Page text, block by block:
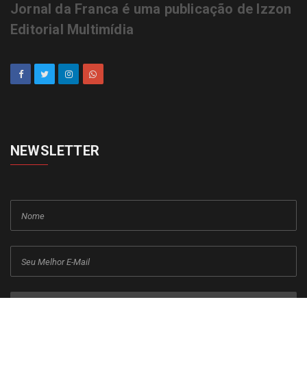
Jornal da Franca é uma publicação de Izzon
Editorial Multimídia
NEWSLETTER